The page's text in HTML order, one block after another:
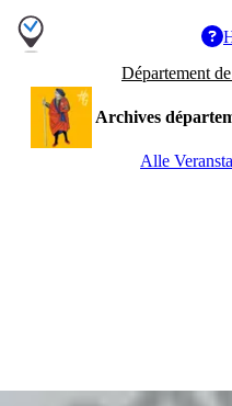
Département
Archives
Alle